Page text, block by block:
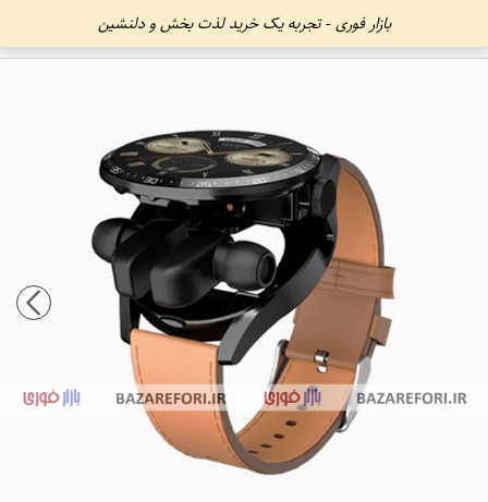
بازار فوری - تجربه یک خرید لذت بخش و دلنشین